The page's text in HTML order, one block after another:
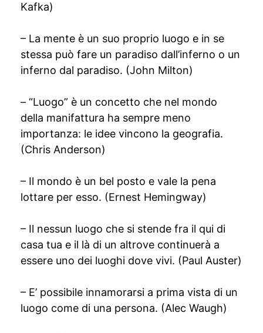
Kafka)
– La mente è un suo proprio luogo e in se
stessa può fare un paradiso dall’inferno o un
inferno dal paradiso. (John Milton)
– “Luogo” è un concetto che nel mondo
della manifattura ha sempre meno
importanza: le idee vincono la geografia.
(Chris Anderson)
– Il mondo è un bel posto e vale la pena
lottare per esso. (Ernest Hemingway)
– Il nessun luogo che si stende fra il qui di
casa tua e il là di un altrove continuerà a
essere uno dei luoghi dove vivi. (Paul Auster)
– E’ possibile innamorarsi a prima vista di un
luogo come di una persona. (Alec Waugh)